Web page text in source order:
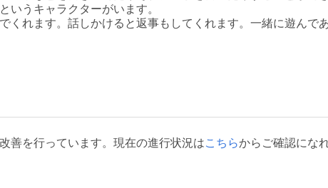
いうキャラクターがいます。
くれます。話しかけると返事もしてくれます。一緒に遊んで
善を行っています。現在の進行状況はこちらからご確認にな